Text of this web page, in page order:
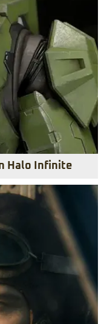
Halo Infinite